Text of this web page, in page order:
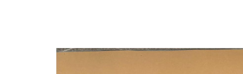
Tessuto